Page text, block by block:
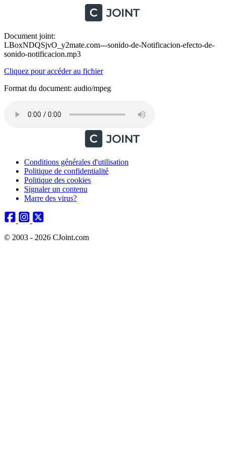
Document joint:
LBoxNDQSjvO_y2mate.com---sonido-de-Notificacion-efecto-de-
sonido-notificacion.mp3
Cliquez pour accéder au fichier
Format du document: audio/mpeg
Conditions générales d'utilisation
Politique de confidentialité
Politique des cookies
Signaler un contenu
Marre des virus?
© 2003 - 2026 CJoint.com